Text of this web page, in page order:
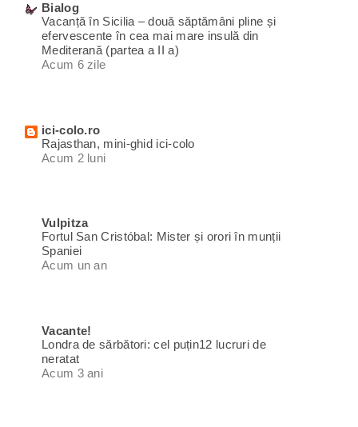
Bialog
Vacanță în Sicilia – două săptămâni pline și
efervescente în cea mai mare insulă din
Mediterană (partea a II a)
Acum 6 zile
ici-colo.ro
Rajasthan, mini-ghid ici-colo
Acum 2 luni
Vulpitza
Fortul San Cristóbal: Mister și orori în munții
Spaniei
Acum un an
Vacante!
Londra de sărbători: cel puțin12 lucruri de
neratat
Acum 3 ani